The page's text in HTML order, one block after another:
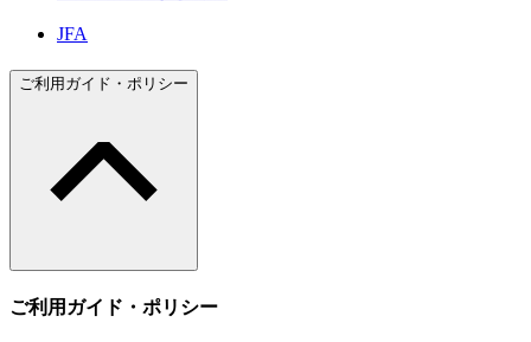
JFA
ご利用ガイド・ポリシー
ご利用ガイド・ポリシー